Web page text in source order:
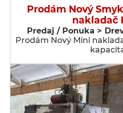
Prodám Nový
nakladač
Predaj / Ponuka >
Prodám Nový Mini